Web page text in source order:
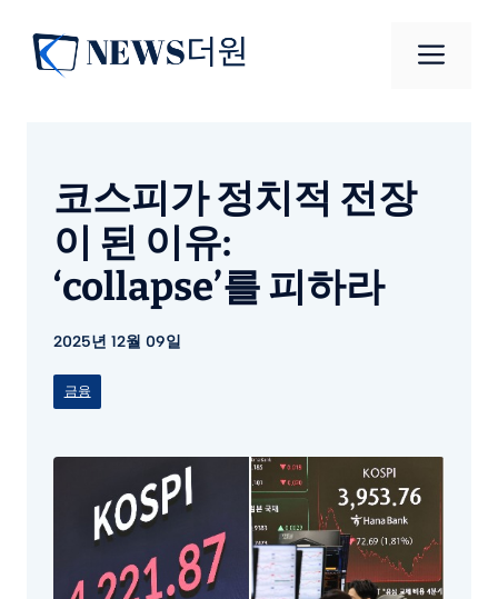
메
코스피가 정치적 전장
이 된 이유:
‘collapse’를 피하라
2025년 12월 09일
금융